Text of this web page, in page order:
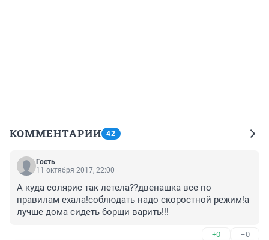
КОММЕНТАРИИ 42
Гость
11 октября 2017, 22:00
А куда солярис так летела??двенашка все по
правилам ехала!соблюдать надо скоростной режим!а
лучше дома сидеть борщи варить!!!
+0 –0